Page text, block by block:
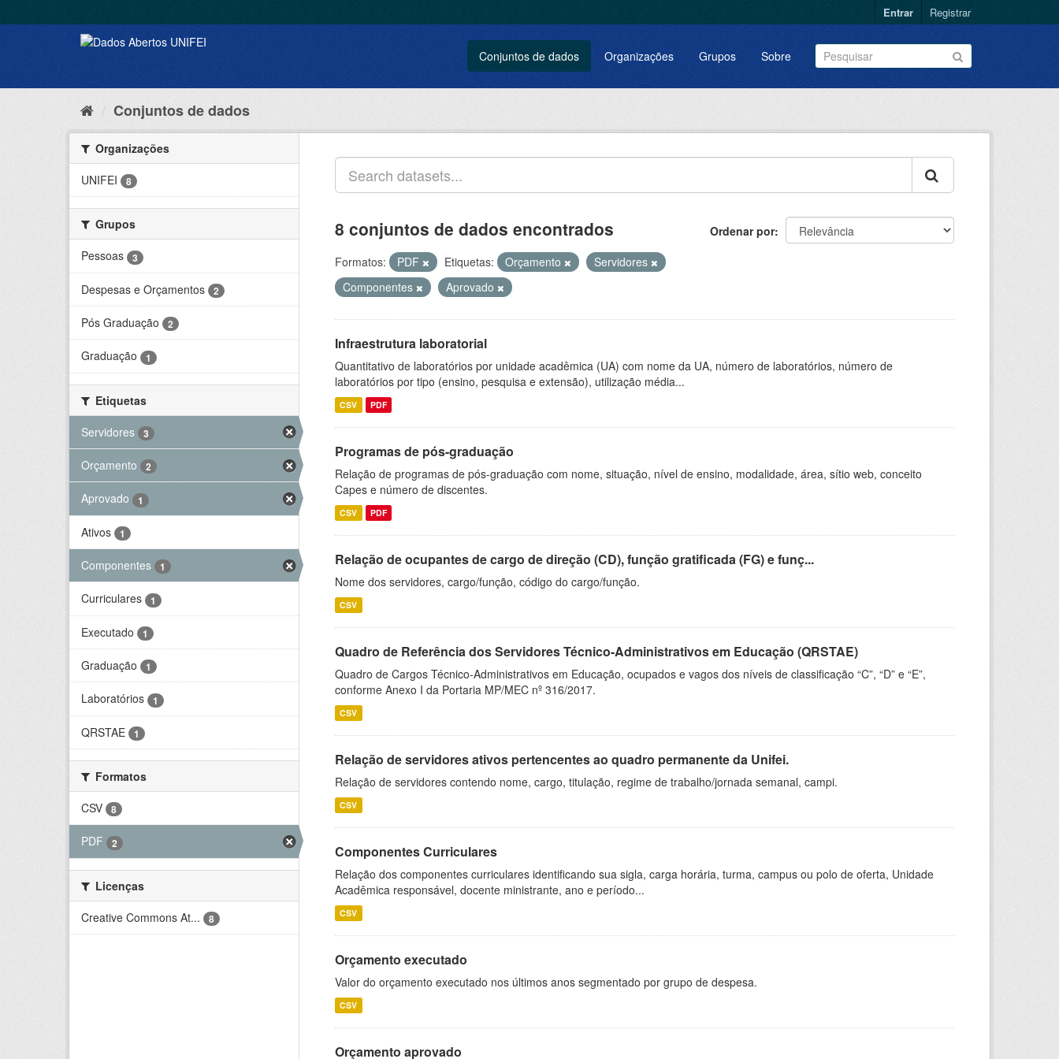
Entrar Registrar
Conjuntos de dados Organizações Grupos Sobre
Conjuntos de dados
Organizações
UNIFEI
8
Grupos
Pessoas
3
Despesas e Orçamentos 2
Pós Graduação 2
Graduação 1
Etiquetas
Servidores
3
Orçamento 2
Aprovado 1
Ativos 1
Componentes 1
Curriculares 1
Executado 1
Graduação 1
Laboratórios 1
QRSTAE 1
Formatos
CSV
8
PDF 2
Licenças
Creative Commons At...
8
Ordenar por
8 conjuntos de dados encontrados
Formatos: PDF Etiquetas: Orçamento
Servidores
Componentes
Aprovado
Infraestrutura laboratorial
Quantitativo de laboratórios por unidade acadêmica (UA) com nome da UA, número de laboratórios, número de
laboratórios por tipo (ensino, pesquisa e extensão), utilização média...
CSV PDF
Programas de pós-graduação
Relação de programas de pós-graduação com nome, situação, nível de ensino, modalidade, área, sítio web, conceito
Capes e número de discentes.
CSV PDF
Relação de ocupantes de cargo de direção (CD), função gratificada (FG) e funç...
Nome dos servidores, cargo/função, código do cargo/função.
CSV
Quadro de Referência dos Servidores Técnico-Administrativos em Educação (QRSTAE)
Quadro de Cargos Técnico-Administrativos em Educação, ocupados e vagos dos níveis de classificação “C”, “D” e “E”,
conforme Anexo I da Portaria MP/MEC nº 316/2017.
CSV
Relação de servidores ativos pertencentes ao quadro permanente da Unifei.
Relação de servidores contendo nome, cargo, titulação, regime de trabalho/jornada semanal, campi.
CSV
Componentes Curriculares
Relação dos componentes curriculares identificando sua sigla, carga horária, turma, campus ou polo de oferta, Unidade
Acadêmica responsável, docente ministrante, ano e período...
CSV
Orçamento executado
Valor do orçamento executado nos últimos anos segmentado por grupo de despesa.
CSV
Orçamento aprovado